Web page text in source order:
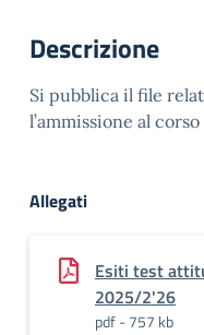
Descrizione
Si pubblica il file
l’ammissione al
Allegati
Esiti test
2025/2'26
pdf - 757 kb